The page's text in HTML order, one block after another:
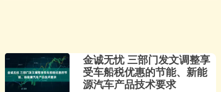
金诚无忧 三部门发文调整享
受车船税优惠的节能、新能
源汽车产品技术要求